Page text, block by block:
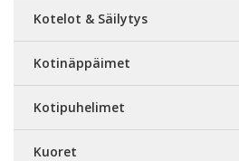
Kotelot & Säilytys
Kotinäppäimet
Kotipuhelimet
Kuoret